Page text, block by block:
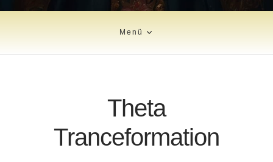
Menü
Theta
Tranceformation